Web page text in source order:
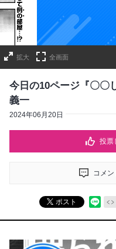
拡大 全画面
今日の10ページ『〇〇
義一
2024年06月20日
投票
コメ
ポスト